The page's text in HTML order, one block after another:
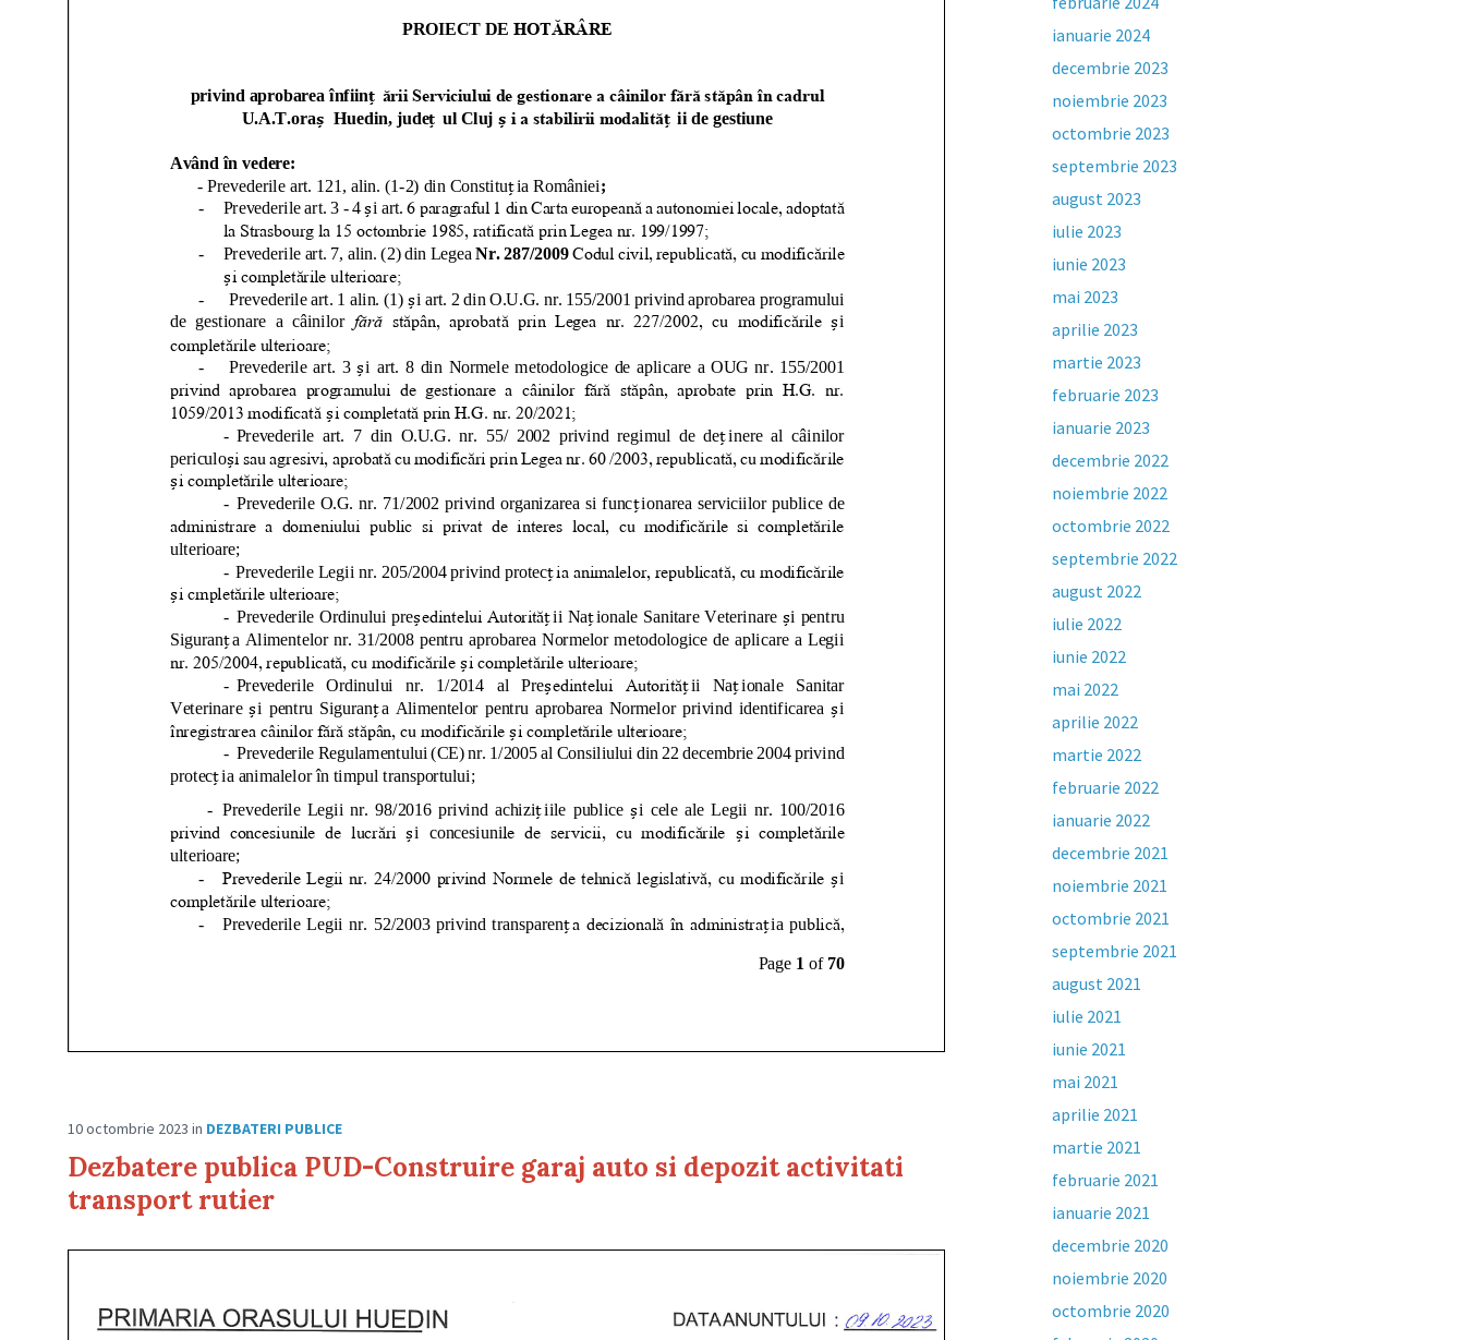
10 octombrie 2023 in DEZBATERI PUBLICE
Dezbatere publica PUD-Construire garaj auto si depozit activitati
transport rutier
ianuarie 2024
decembrie 2023
noiembrie 2023
octombrie 2023
septembrie 2023
august 2023
iulie 2023
iunie 2023
mai 2023
aprilie 2023
martie 2023
februarie 2023
ianuarie 2023
decembrie 2022
noiembrie 2022
octombrie 2022
septembrie 2022
august 2022
iulie 2022
iunie 2022
mai 2022
aprilie 2022
martie 2022
februarie 2022
ianuarie 2022
decembrie 2021
noiembrie 2021
octombrie 2021
septembrie 2021
august 2021
iulie 2021
iunie 2021
mai 2021
aprilie 2021
martie 2021
februarie 2021
ianuarie 2021
decembrie 2020
noiembrie 2020
octombrie 2020